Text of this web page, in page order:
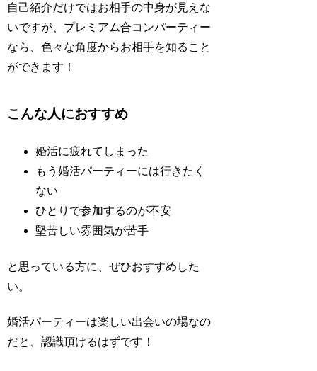
自己紹介だけではお相手の中身が見えな
いですが、プレミアム合コンパーティー
なら、色々な角度からお相手を知ること
ができます！
こんな人におすすめ
婚活に疲れてしまった
もう婚活パーティーには行きたく
ない
ひとりで参加するのが不安
堅苦しい雰囲気が苦手
と思っている方に、ぜひおすすめした
い。
婚活パーティーは楽しい出会いの場なの
だと、認識頂けるはずです！